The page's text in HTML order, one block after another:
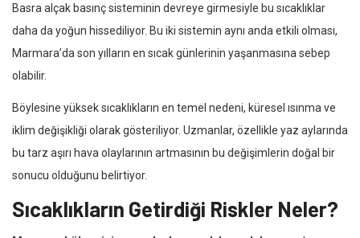
Basra alçak basınç sisteminin devreye girmesiyle bu sıcaklıklar
daha da yoğun hissediliyor. Bu iki sistemin aynı anda etkili olması,
Marmara’da son yılların en sıcak günlerinin yaşanmasına sebep
olabilir.
Böylesine yüksek sıcaklıkların en temel nedeni, küresel ısınma ve
iklim değişikliği olarak gösteriliyor. Uzmanlar, özellikle yaz aylarında
bu tarz aşırı hava olaylarının artmasının bu değişimlerin doğal bir
sonucu olduğunu belirtiyor.
Sıcaklıkların Getirdiği Riskler Neler?